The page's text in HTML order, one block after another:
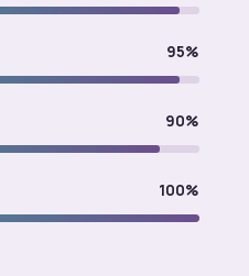
95%
90%
100%